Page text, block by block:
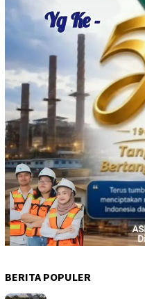
BERITA POPULER